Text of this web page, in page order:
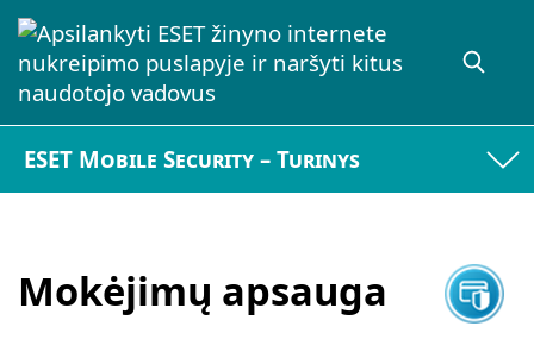
ESET Mobile Security – Turinys
Mokėjimų apsauga